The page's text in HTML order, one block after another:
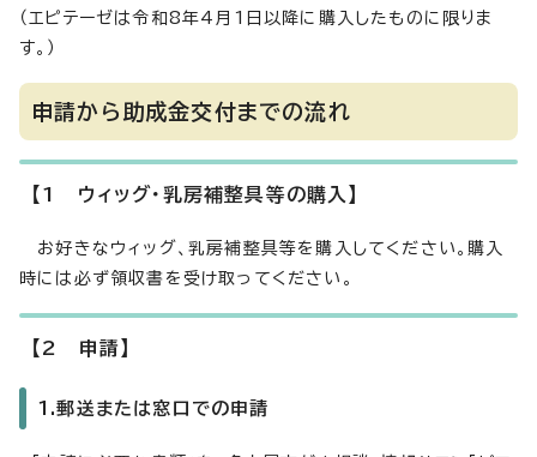
（エピテーゼは令和8年4月1日以降に購入したものに限りま
す。）
申請から助成金交付までの流れ
【1 ウィッグ・乳房補整具等の購入】
お好きなウィッグ、乳房補整具等を購入してください。購入
時には必ず領収書を受け取ってください。
【2 申請】
1.郵送または窓口での申請